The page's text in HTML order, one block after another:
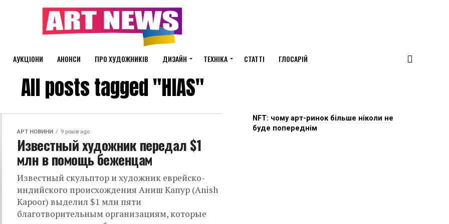
АУКЦІОНИ АНОНСИ ПРО ХУДОЖНИКІВ ДИЗАЙН ТЕХНІКА СТАТТІ ГЛОСАРІЙ
All posts tagged "HIAS"
АРТ НОВИНИ 9 років ago
Известный художник передал $1
млн в помощь беженцам
Известный скульптор и художник еврейско-
индийского происхождения Аниш Капур (Anish
Kapoor) выделил $1 млн пяти
благотворительным организациям, которые
NFT: чому арт-ринок більше ніколи не
буде попереднім